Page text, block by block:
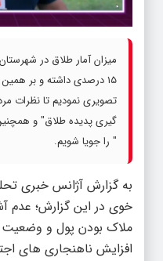
میزان آمار طلاق در
۱۵ درصدی داشته و بر
تصویری نمودیم تا نظرات
گیری پدیده طلاق" و
" را جویا شویم.
به گزارش آژانس خبری
خوی در این گزارش؛ عدم
ملاک بودن پول و وضعیت
افزایش ناهنجاری های